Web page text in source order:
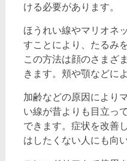
ける必要があります。
ほうれい線やマリオネ
すことにより、たるみ
この方法は顔のさまざ
きます。頬や顎などに
加齢などの原因により
い線が昔よりも目立っ
できます。症状を改善
はしたくない人にも向